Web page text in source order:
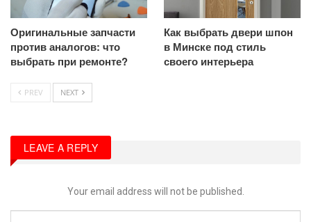
Оригинальные запчасти
против аналогов: что
выбрать при ремонте?
Как выбрать двери шпон
в Минске под стиль
своего интерьера
PREV NEXT
LEAVE A REPLY
Your email address will not be published.